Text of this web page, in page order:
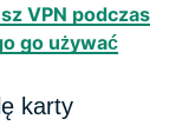
VPN podczas
go używać
karty